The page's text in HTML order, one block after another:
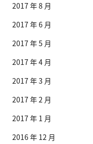
2017 年 8 月
2017 年 6 月
2017 年 5 月
2017 年 4 月
2017 年 3 月
2017 年 2 月
2017 年 1 月
2016 年 12 月